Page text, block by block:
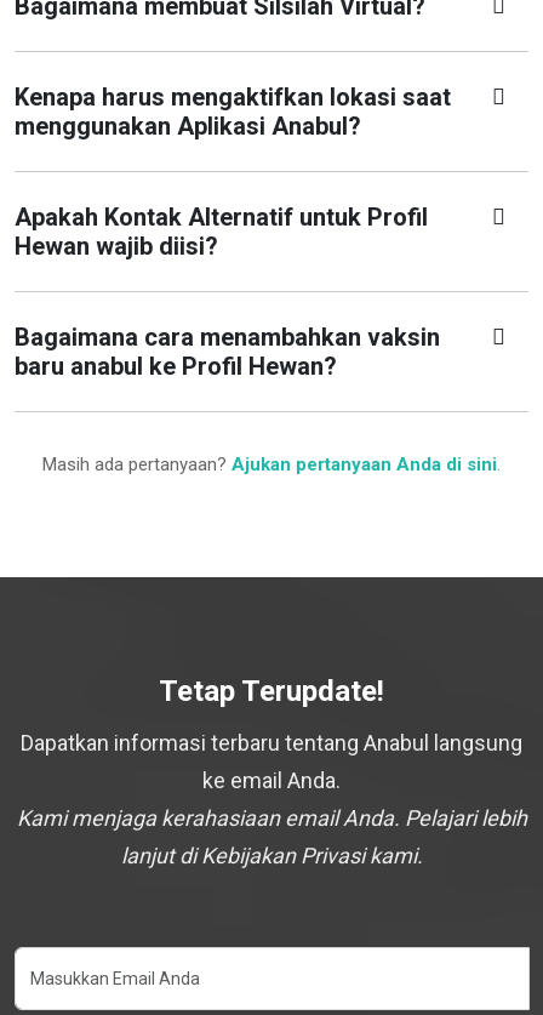
Bagaimana membuat Silsilah Virtual?
Kenapa harus mengaktifkan lokasi saat
menggunakan Aplikasi Anabul?
Apakah Kontak Alternatif untuk Profil
Hewan wajib diisi?
Bagaimana cara menambahkan vaksin
baru anabul ke Profil Hewan?
Masih ada pertanyaan? Ajukan pertanyaan Anda di sini.
Tetap Terupdate!
Dapatkan informasi terbaru tentang Anabul langsung
ke email Anda.
Kami menjaga kerahasiaan email Anda. Pelajari lebih
lanjut di Kebijakan Privasi kami.